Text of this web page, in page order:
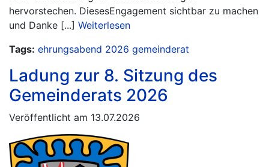
hervorstechen. DiesesEngagement sichtbar zu machen
und Danke [...] Weiterlesen
Tags: ehrungsabend 2026 gemeinderat
Ladung zur 8. Sitzung des
Gemeinderats 2026
Veröffentlicht am 13.07.2026